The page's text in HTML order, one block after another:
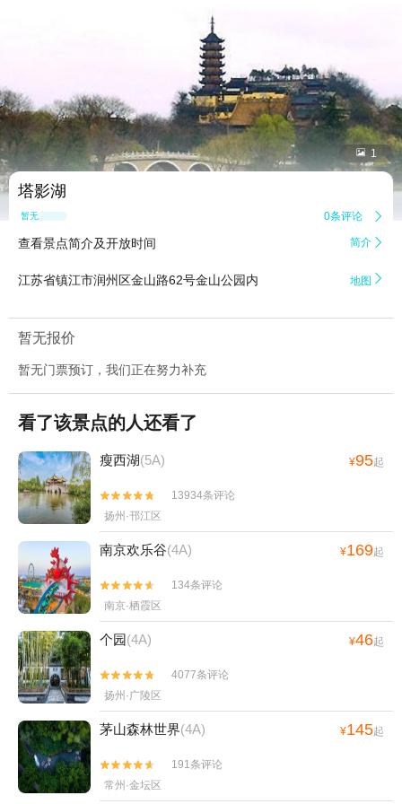
 1
塔影湖
暂无点评 0条评论 
查看景点简介及开放时间 简介 
江苏省镇江市润州区金山路62号金山公园内 地图 
暂无报价
暂无门票预订，我们正在努力补充
看了该景点的人还看了
瘦西湖(5A) ¥95起


13934条评论
扬州·邗江区
南京欢乐谷(4A) ¥169起


134条评论
南京·栖霞区
个园(4A) ¥46起


4077条评论
扬州·广陵区
茅山森林世界(4A) ¥145起


191条评论
常州·金坛区